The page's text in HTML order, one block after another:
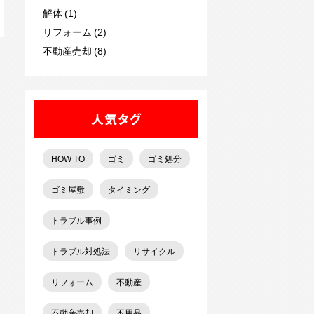
解体 (1)
リフォーム (2)
不動産売却 (8)
人気タグ
HOW TO ゴミ ゴミ処分
ゴミ屋敷 タイミング
トラブル事例
トラブル対処法 リサイクル
リフォーム 不動産